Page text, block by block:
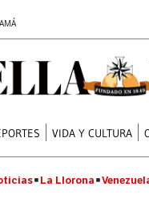
VIDA Y CULTURA
La Llorona